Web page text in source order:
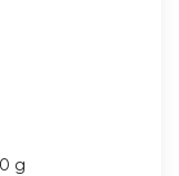
g